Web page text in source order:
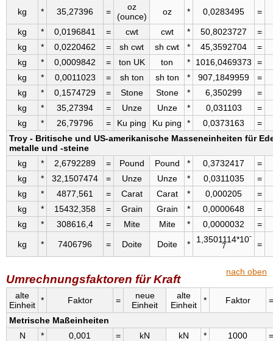
kg * 35,27396 =
oz
(ounce)
oz * 0,0283495 =
kg * 0,0196841 = cwt cwt * 50,8023727
=
kg
* 0,0220462 = sh cwt sh cwt * 45,3592704
=
kg
* 0,0009842 = ton UK ton * 1016,0469373
=
kg
* 0,0011023 = sh ton sh ton * 907,1849959
=
kg
* 0,1574729 = Stone Stone * 6,350299
=
kg
* 35,27394 = Unze Unze * 0,031103
=
kg
* 26,79796 = Ku ping Ku ping * 0,0373163
=
Troy - Britische und US-amerikanische Masseneinheiten für
metalle und -steine
kg
* 2,6792289 = Pound Pound * 0,3732417
=
kg
* 32,1507474 = Unze Unze * 0,0311035
=
kg
* 4877,561 = Carat Carat * 0,000205
=
kg
* 15432,358 = Grain Grain * 0,0000648
=
kg
* 308616,4 = Mite Mite * 0,0000032 =
kg * 7406796 = Doite Doite * 1,3501114*10-
7
=
nach oben
Umrechnungsfaktoren für Kraft
alte
Einheit * Faktor =
neue
Einheit
alte
Einheit
* Faktor =
Metrische Maßeinheiten
N
* 0,001 = kN kN * 1000
=